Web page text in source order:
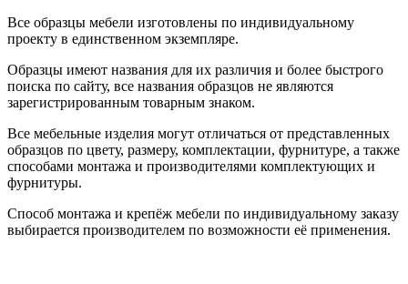
Все образцы мебели изготовлены по индивидуальному
проекту в единственном экземпляре.
Образцы имеют названия для их различия и более быстрого
поиска по сайту, все названия образцов не являются
зарегистрированным товарным знаком.
Все мебельные изделия могут отличаться от представленных
образцов по цвету, размеру, комплектации, фурнитуре, а также
способами монтажа и производителями комплектующих и
фурнитуры.
Способ монтажа и крепёж мебели по индивидуальному заказу
выбирается производителем по возможности её применения.